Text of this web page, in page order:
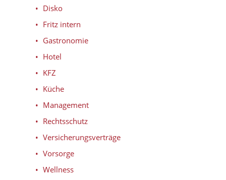
Disko
Fritz intern
Gastronomie
Hotel
KFZ
Küche
Management
Rechtsschutz
Versicherungsverträge
Vorsorge
Wellness